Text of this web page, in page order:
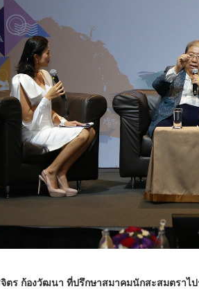
ตร ก้องวัฒนา ที่ปรึกษาสมาคมนักสะสมตราไ